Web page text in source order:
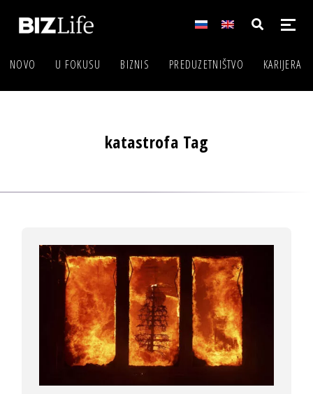
NOVO U FOKUSU BIZNIS PREDUZETNIŠTVO KARIJERA
katastrofa Tag